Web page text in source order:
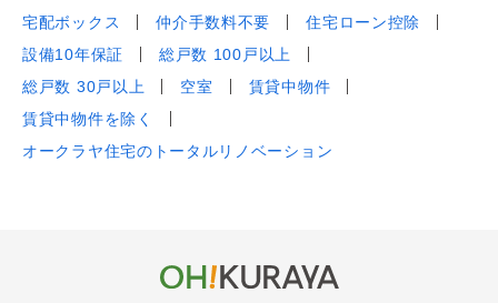
宅配ボックス
仲介手数料不要
住宅ローン控除
設備10年保証
総戸数 100戸以上
総戸数 30戸以上
空室
賃貸中物件
賃貸中物件を除く
オークラヤ住宅のトータルリノベーション